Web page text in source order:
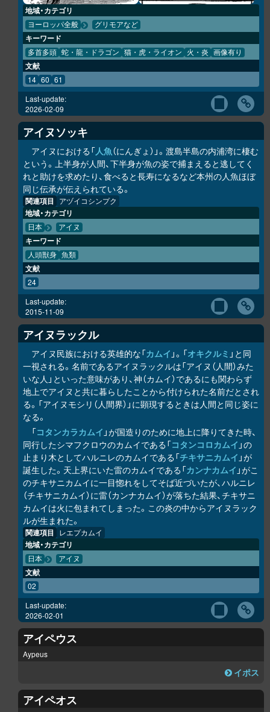
地域・カテゴリ
ヨーロッパ全般 グリモアなど
キーワード
多首多頭 蛇・龍・ドラゴン 猫・虎・ライオン 火・炎 画像有り
文献
14 60 61
Last-update:
2026-02-09
アイヌソッキ
アイヌにおける「人魚（にんぎょ）」。渡島半島の内浦湾に棲む
という。上半身が人間、下半身が魚の姿で捕まえると逃してく
れと助けを求めたり、食べると長寿になるなど本州の人魚ほぼ
同じ伝承が伝えられている。
関連項目 アヅイコシンプク
地域・カテゴリ
日本 アイヌ
キーワード
人頭獣身 魚類
文献
24
Last-update:
2015-11-09
アイヌラックル
アイヌ民族における英雄的な「カムイ 」。「オキクルミ 」と同
一視される。名前であるアイヌラックルは「アイヌ（人間）みた
いな人」といった意味があり、神（カムイ）であるにも関わらず
地上でアイヌと共に暮らしたことから付けられた名前だとされ
る。「アイヌモシ リ （人間界）」に顕現するときは人間と同じ姿に
なる。
「コタンカラ カムイ 」が国造りのために地上に降りてきた時、
同行したシマフクロウのカムイである「コタンコ ロ カムイ 」の
止まり木としてハルニレのカムイである「チキサニカムイ 」が
誕生した。天上界にいた雷のカムイである「カンナカムイ 」がこ
のチキサニカムイに一目惚れをしてそば近づいたが、ハルニレ
（チキサニカムイ）に雷（カンナカムイ）が落ちた結果、チキサニ
カムイは火に包まれてしまった。この炎の中からアイヌラック
ルが生まれた。
関連項目 レエプカムイ
地域・カテゴリ
日本 アイヌ
文献
02
Last-update:
2026-02-01
アイペウス
Aypeus
イポス
アイペオス